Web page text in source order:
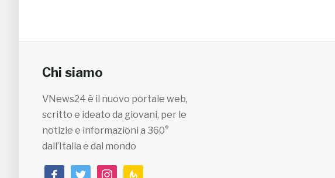
Chi siamo
VNews24 è il nuovo portale web,
scritto e ideato da giovani, per le
notizie e informazioni a 360°
dall’Italia e dal mondo
facebooktwitterinstagramfeedburner